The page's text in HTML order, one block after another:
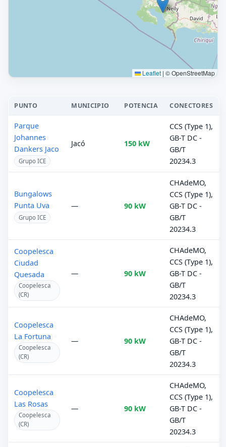
Leaflet | © OpenStreetMap
PUNTO MUNICIPIO POTENCIA CONECTORES
Parque
Johannes
Dankers Jaco
Grupo ICE
Jacó 150 kW
CCS (Type 1),
GB-T DC -
GB/T
20234.3
Bungalows
Punta Uva
Grupo ICE
— 90 kW
CHAdeMO,
CCS (Type 1),
GB-T DC -
GB/T
20234.3
Coopelesca
Ciudad
Quesada
Coopelesca
(CR)
— 90 kW
CHAdeMO,
CCS (Type 1),
GB-T DC -
GB/T
20234.3
Coopelesca
La Fortuna
Coopelesca
(CR)
— 90 kW
CHAdeMO,
CCS (Type 1),
GB-T DC -
GB/T
20234.3
Coopelesca
Las Rosas
Coopelesca
(CR)
— 90 kW
CHAdeMO,
CCS (Type 1),
GB-T DC -
GB/T
20234.3